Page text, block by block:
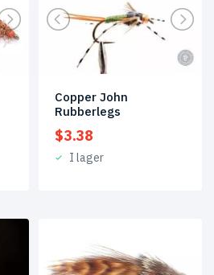
Copper John
Rubberlegs
$3.38
I lager